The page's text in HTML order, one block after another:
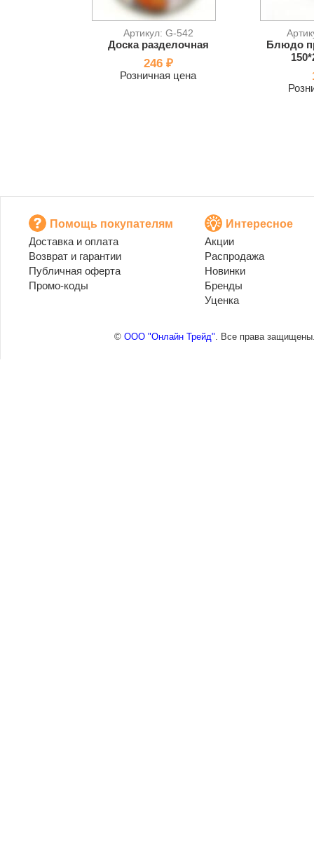
Артикул: G-542
Доска разделочная
246 ₽
Розничная цена
Блюдо
Помощь покупателям
Доставка и оплата
Возврат и гарантии
Публичная оферта
Промо-коды
Интересное
Акции
Распродажа
Новинки
Бренды
Уценка
© ООО "Онлайн Трейд". Все права